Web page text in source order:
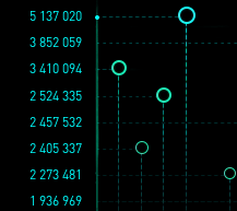
1 936 969
3 852 059
2 457 532
2 273 481
5 137 020
2 524 335
2 405 337
3 410 094